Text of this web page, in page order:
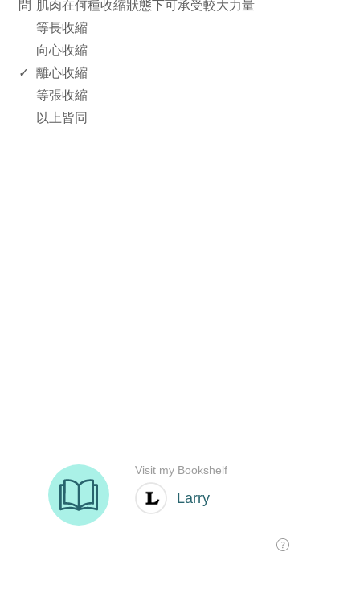
問 肌肉在何種收縮狀態下可承受較大力量
等長收縮
向心收縮
✓ 離心收縮
等張收縮
以上皆同